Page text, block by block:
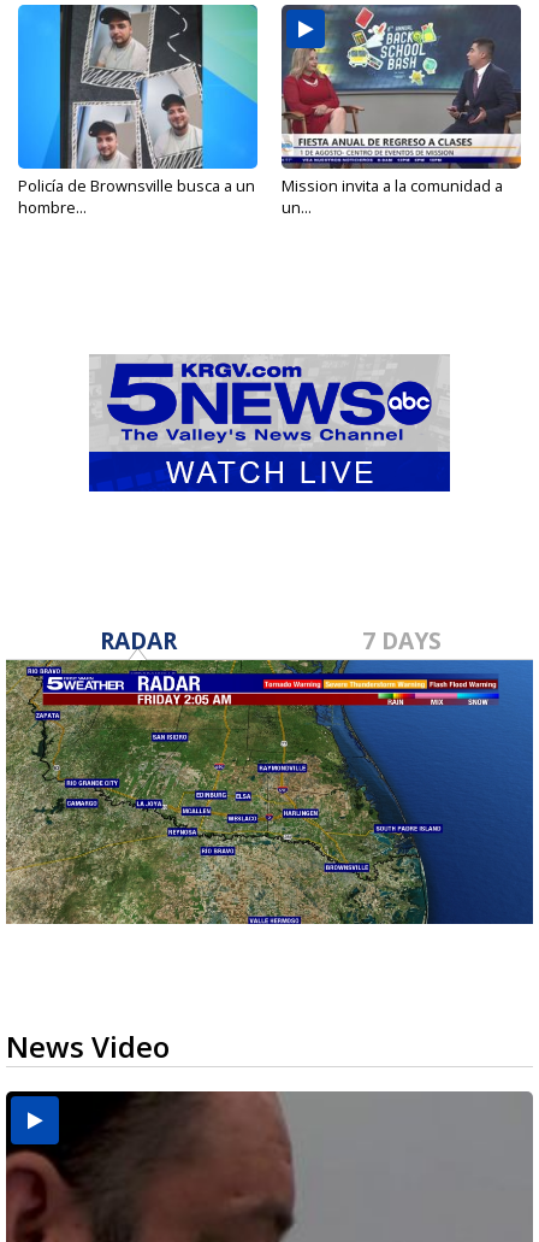
Policía de Brownsville busca a un
hombre...
Mission invita a la comunidad a
un...
RADAR 7 DAYS
News Video